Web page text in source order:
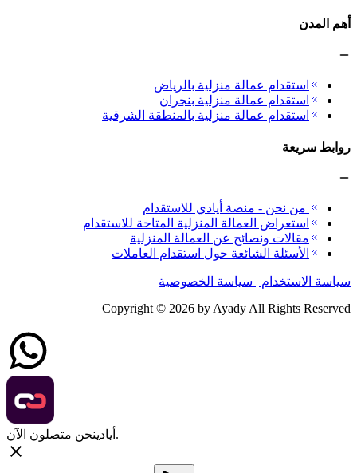
أهم المدن
استقدام عمالة منزلية بالرياض
استقدام عمالة منزلية بنجران
استقدام عمالة منزلية بالمنطقة الشرقية
روابط سريعة
من نحن - منصة أيادي للاستقدام
استعراض العمالة المنزلية المتاحة للاستقدام
مقالات ونصائح عن العمالة المنزلية
الأسئلة الشائعة حول استقدام العاملات
سياسة الاستخدام | سياسة الخصوصية
Copyright © 2026 by Ayady All Rights Reserved
أيادي نحن متصلون الآن.